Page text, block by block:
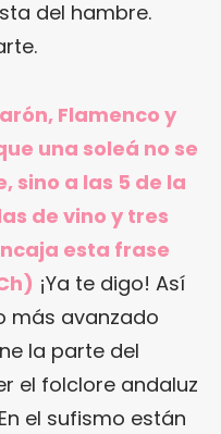
del hambre.
Flamenco y
una soleá no se
sino a las 5 de la
de vino y tres
esta frase
¡Ya te digo! Así
más avanzado
la parte del
el folclore andaluz
el sufismo están